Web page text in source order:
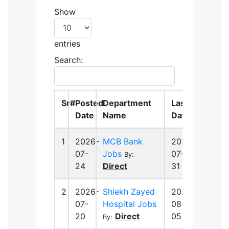
Show
entries
Search:
Sr#Posted
Date
Department
Name
Last
Date
1
2026-
07-
24
MCB Bank
Jobs By:
Direct
2026-
07-
31
2
2026-
07-
20
Shiekh Zayed
Hospital Jobs
By: Direct
2026-
08-
05